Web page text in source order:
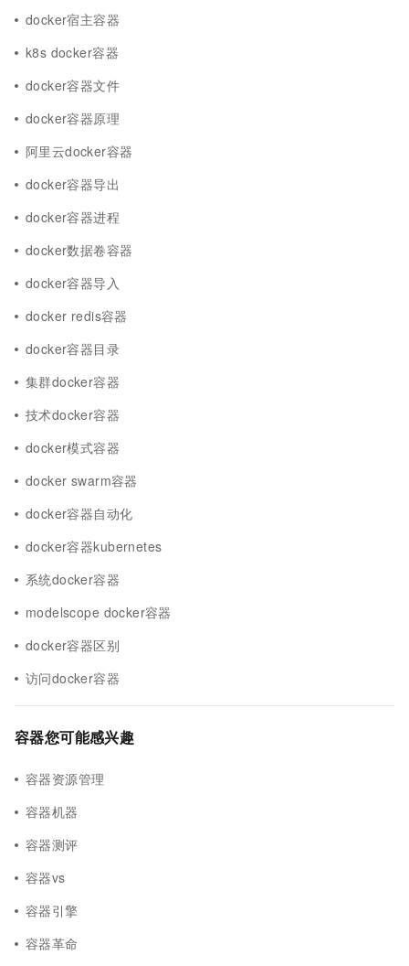
docker宿主容器
k8s docker容器
docker容器文件
docker容器原理
阿里云docker容器
docker容器导出
docker容器进程
docker数据卷容器
docker容器导入
docker redis容器
docker容器目录
集群docker容器
技术docker容器
docker模式容器
docker swarm容器
docker容器自动化
docker容器kubernetes
系统docker容器
modelscope docker容器
docker容器区别
访问docker容器
容器您可能感兴趣
容器资源管理
容器机器
容器测评
容器vs
容器引擎
容器革命